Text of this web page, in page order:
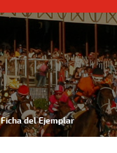
Ficha del Ejemplar